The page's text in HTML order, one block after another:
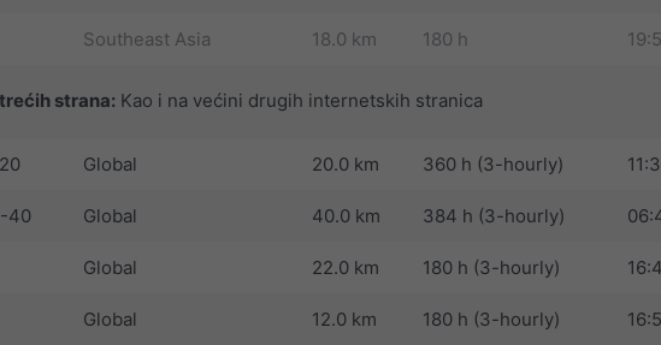
Southeast Asia 18.0 km 180 h
strana: Kao i na većini drugih internetskih stranica
Global 20.0 km 360 h (3-hourly)
40 Global 40.0 km 384 h (3-hourly)
Global 22.0 km 180 h (3-hourly)
Global 12.0 km 180 h (3-hourly)